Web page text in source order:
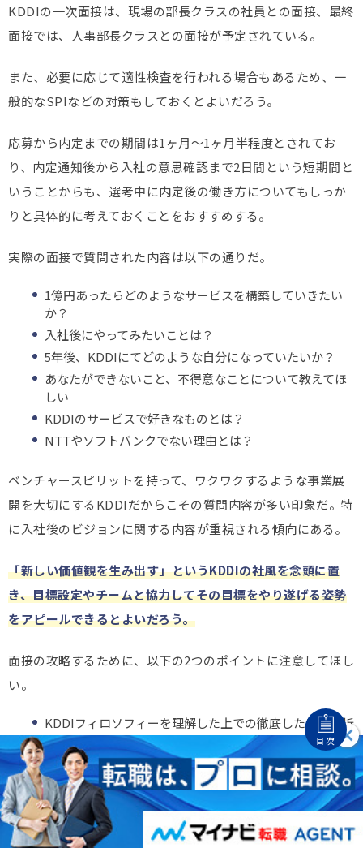
KDDIの一次面接は、現場の部長クラスの社員との面接、最終
面接では、人事部長クラスとの面接が予定されている。
また、必要に応じて適性検査を行われる場合もあるため、一
般的なSPIなどの対策もしておくとよいだろう。
応募から内定までの期間は1ヶ月〜1ヶ月半程度とされてお
り、内定通知後から入社の意思確認まで2日間という短期間と
いうことからも、選考中に内定後の働き方についてもしっか
りと具体的に考えておくことをおすすめする。
実際の面接で質問された内容は以下の通りだ。
1億円あったらどのようなサービスを構築していきたい
か？
入社後にやってみたいことは？
5年後、KDDIにてどのような自分になっていたいか？
あなたができないこと、不得意なことについて教えてほ
しい
KDDIのサービスで好きなものとは？
NTTやソフトバンクでない理由とは？
ベンチャースピリットを持って、ワクワクするような事業展
開を大切にするKDDIだからこその質問内容が多い印象だ。特
に入社後のビジョンに関する内容が重視される傾向にある。
「新しい価値観を生み出す」というKDDIの社風を念頭に置
き、目標設定やチームと協力してその目標をやり遂げる姿勢
をアピールできるとよいだろう。
面接の攻略するために、以下の2つのポイントに注意してほし
い。
KDDIフィロソフィーを理解した上での徹底した自己分析
を行うこと
競合他社の企業研究も交えた上でKDDIへの志望動機を伝
える
KDDIを受ける上で、競合他社の企業研究は欠かせない。
目次